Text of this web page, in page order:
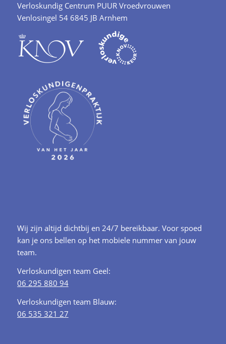
Verloskundig Centrum PUUR Vroedvrouwen
Venlosingel 54 6845 JB Arnhem
Wij zijn altijd dichtbij en 24/7 bereikbaar. Voor spoed
kan je ons bellen op het mobiele nummer van jouw
team.
Verloskundigen team Geel:
06 295 880 94
Verloskundigen team Blauw:
06 535 321 27